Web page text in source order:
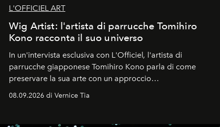
L'OFFICIEL ART
Wig Artist: l'artista di parrucche Tomihiro
Kono racconta il suo universo
In un'intervista esclusiva con L'Officiel, l'artista di
parrucche giapponese Tomihiro Kono parla di come
preservare la sua arte con un approccio
contemporaneo.
08.09.2026 di Vernice Tia